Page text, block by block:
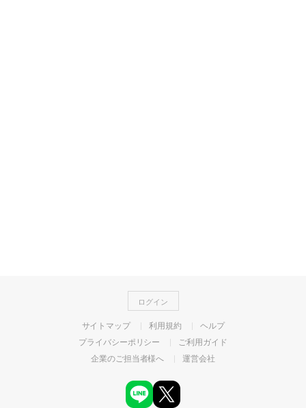
ログイン
サイトマップ 利用規約
ヘルプ
プライバシーポリシー
ご利用ガイド
企業のご担当者様へ
運営会社